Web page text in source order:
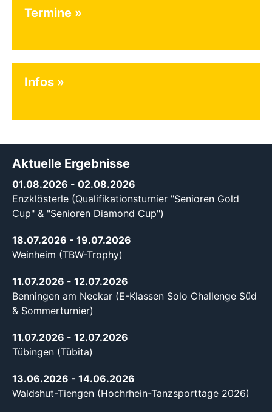
Termine
Infos
Aktuelle Ergebnisse
01.08.2026 - 02.08.2026
Enzklösterle (Qualifikationsturnier "Senioren Gold
Cup" & "Senioren Diamond Cup")
18.07.2026 - 19.07.2026
Weinheim (TBW-Trophy)
11.07.2026 - 12.07.2026
Benningen am Neckar (E-Klassen Solo Challenge Süd
& Sommerturnier)
11.07.2026 - 12.07.2026
Tübingen (Tübita)
13.06.2026 - 14.06.2026
Waldshut-Tiengen (Hochrhein-Tanzsporttage 2026)